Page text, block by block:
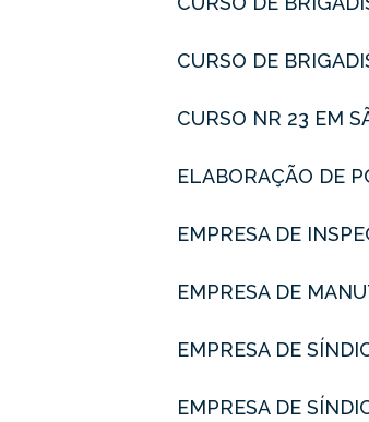
CURSO DE
CURSO NR 23 EM
ELABORAÇÃO DE
EMPRESA DE
EMPRESA DE
EMPRESA DE
EMPRESA DE